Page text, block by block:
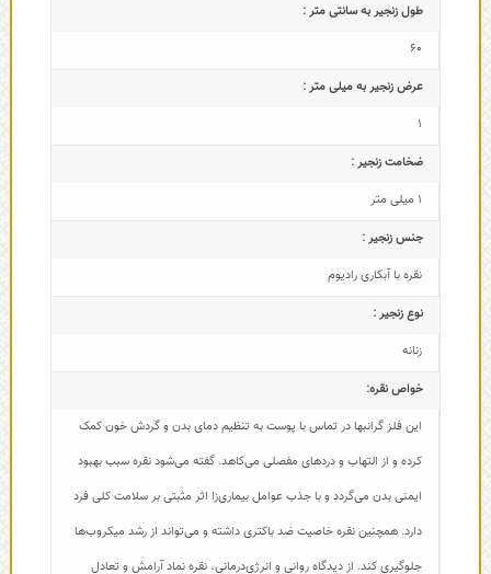
طول زنجیر به سانتی متر :
60
عرض زنجیر به میلی متر :
1
ضخامت زنجیر :
1 میلی متر
جنس زنجیر :
نقره با آبکاری رادیوم
نوع زنجیر :
زنانه
خواص نقره:
این فلز گرانبها در تماس با پوست به تنظیم دمای بدن و گردش خون کمک
کرده و از التهاب و دردهای مفصلی می‌کاهد. گفته می‌شود نقره سبب بهبود
ایمنی بدن می‌گردد و با جذب عوامل بیماری‌زا اثر مثبتی بر سلامت کلی فرد
دارد. همچنین نقره خاصیت ضد باکتری داشته و می‌تواند از رشد میکروب‌ها
جلوگیری کند. از دیدگاه روانی و انرژی‌درمانی، نقره نماد آرامش و تعادل